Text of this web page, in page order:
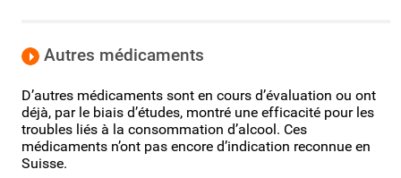
Autres médicaments
D’autres médicaments sont en cours d’évaluation ou ont
déjà, par le biais d’études, montré une efficacité pour les
troubles liés à la consommation d’alcool. Ces
médicaments n’ont pas encore d’indication reconnue en
Suisse.